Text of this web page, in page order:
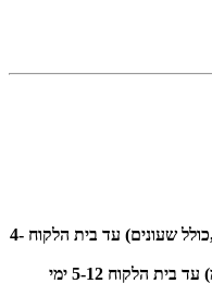
משלוח תמונה קטנה(עד 120 ס"מ ,כולל שעונים) עד בית הלקוח 4-
משלוח תמונה גדולה(מעל 120 ס"מ) עד בית הלקוח 5-12 ימי